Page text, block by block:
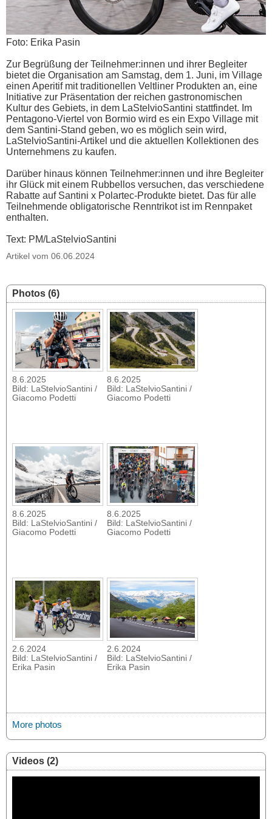
Foto: Erika Pasin
Zur Begrüßung der Teilnehmer:innen und ihrer Begleiter
bietet die Organisation am Samstag, dem 1. Juni, im Village
einen Aperitif mit traditionellen Veltliner Produkten an, eine
Initiative zur Präsentation der reichen gastronomischen
Kultur des Gebiets, in dem LaStelvioSantini stattfindet. Im
Pentagono-Viertel von Bormio wird es ein Expo Village mit
dem Santini-Stand geben, wo es möglich sein wird,
LaStelvioSantini-Artikel und die aktuellen Kollektionen des
Unternehmens zu kaufen.
Darüber hinaus können Teilnehmer:innen und ihre Begleiter
ihr Glück mit einem Rubbellos versuchen, das verschiedene
Rabatte auf Santini x Polartec-Produkte bietet. Das für alle
Teilnehmende obligatorische Renntrikot ist im Rennpaket
enthalten.
Text: PM/LaStelvioSantini
Artikel vom 06.06.2024
Photos (6)
8.6.2025
Bild: LaStelvioSantini /
Giacomo Podetti
8.6.2025
Bild: LaStelvioSantini /
Giacomo Podetti
8.6.2025
Bild: LaStelvioSantini /
Giacomo Podetti
8.6.2025
Bild: LaStelvioSantini /
Giacomo Podetti
2.6.2024
Bild: LaStelvioSantini /
Erika Pasin
2.6.2024
Bild: LaStelvioSantini /
Erika Pasin
More photos
Videos (2)